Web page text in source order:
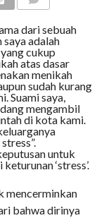
dari sebuah
adalah
cukup
atas dasar
menikah
sudah kurang
Suami saya,
mengambil
di kota kami.
untuk
‘stress’.
mencerminkan
bahwa dirinya